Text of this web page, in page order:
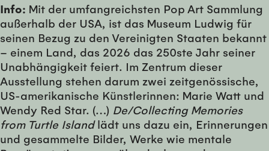
Info: Mit der umfangreichsten Pop Art Sammlung
außerhalb der USA, ist das Museum Ludwig für
seinen Bezug zu den Vereinigten Staaten bekannt
– einem Land, das 2026 das 250ste Jahr seiner
Unabhängigkeit feiert. Im Zentrum dieser
Ausstellung stehen darum zwei zeitgenössische,
US-amerikanische Künstlerinnen: Marie Watt und
Wendy Red Star. (…) De/Collecting Memories
from Turtle Islandlädt uns dazu ein, Erinnerungen
und gesammelte Bilder, Werke wie mentale